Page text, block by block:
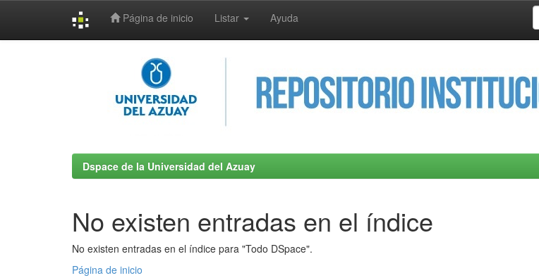
Página de inicio Listar Ayuda
Dspace de la Universidad del Azuay
No existen entradas en el índice
No existen entradas en el índice para "Todo DSpace".
Página de inicio